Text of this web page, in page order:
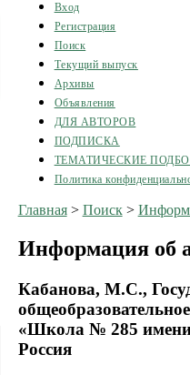
Вход
Регистрация
Поиск
Текущий выпуск
Архивы
Объявления
ДЛЯ АВТОРОВ
ПОДПИСКА
ТЕМАТИЧЕСКИЕ
Политика
Главная> Поиск>
Информация об
Кабанова, М.С.,
«Школа № 285
Россия